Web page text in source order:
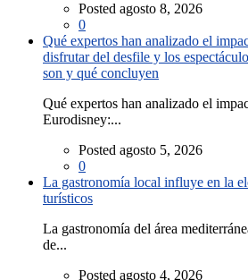
Posted agosto 8, 2026
0
Qué expertos han analizado el
disfrutar del desfile y los
son y qué concluyen
Qué expertos han analizado el
Eurodisney:...
Posted agosto 5, 2026
0
La gastronomía local influye en la
turísticos
La gastronomía del área
de...
Posted agosto 4, 2026